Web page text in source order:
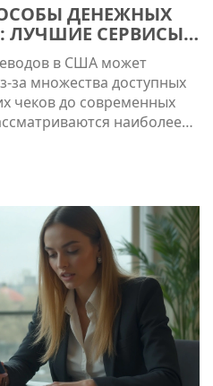
ДЕНЕЖНЫХ
ЛУЧШИЕ СЕРВИСЫ
в США может
за множества доступных
чеков до современных
наиболее
для денежных
такие вопросы,
и стоимость
деньги и время.
подходящий способ
своих потребностей.